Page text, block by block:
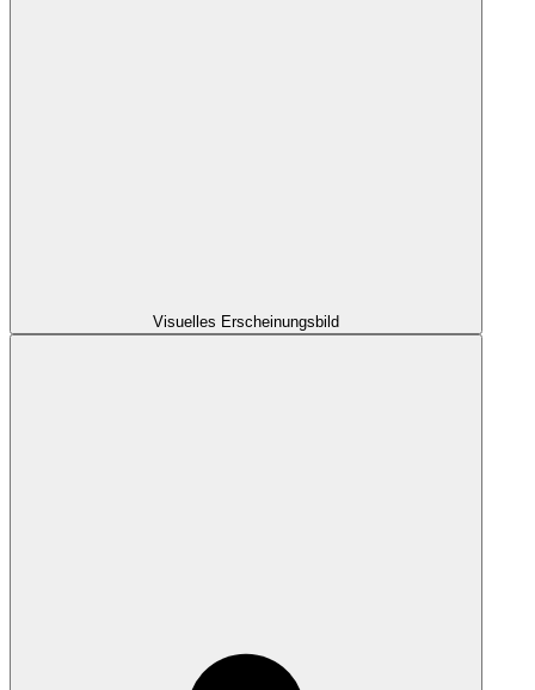
Visuelles Erscheinungsbild